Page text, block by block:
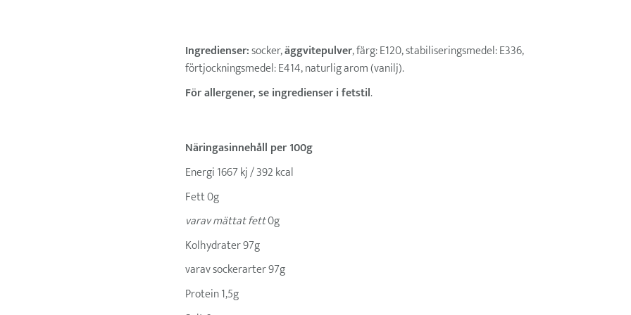
Ingredienser:socker,äggvitepulver, färg: E120, stabiliseringsmedel: E336,
förtjockningsmedel: E414, naturlig arom (vanilj).
För allergener, se ingredienser i fetstil.
Näringasinnehåll per 100g
Energi 1667 kj / 392 kcal
Fett 0g
varav mättat fett0g
Kolhydrater 97g
varav sockerarter 97g
Protein 1,5g